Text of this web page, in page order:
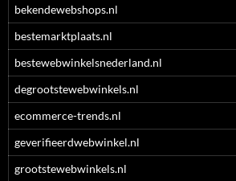
bekendewebshops.nl
bestemarktplaats.nl
bestewebwinkelsnederland.nl
degrootstewebwinkels.nl
ecommerce-trends.nl
geverifieerdwebwinkel.nl
grootstewebwinkels.nl